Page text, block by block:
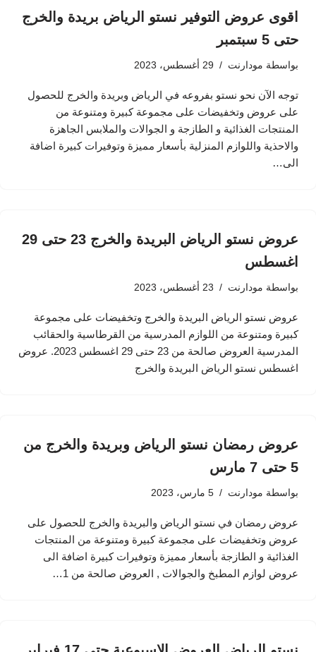
اقوى عروض التوفير نستو الرياض بريدة والخرج
حتى 5 سبتمبر
بواسطة مودارنت 29 أغسطس، 2023
توجه الآن نحو نستو بفروعه في الرياض وبريدة والخرج للحصول
على عروض وتخفيضات على مجموعة كبيرة ومتنوعة من
المنتجات الغذائية و الطازجة و الجوالات والملابس الجاهزة
والاحذية واللوازم المنزلية بأسعار مميزة وتوفيرات كبيرة اضافة
الى…
عروض نستو الرياض البريدة والخرج 23 حتى 29
اغسطس
بواسطة مودارنت 23 أغسطس، 2023
عروض نستو الرياض البريدة والخرج وتخفيضات على مجموعة
كبيرة ومتنوعة من اللوازم المدرسية من القرطاسية والحقائب
المدرسية العروض صالحة من 23 حتى 29 اغسطس 2023. عروض
اغسطس نستو الرياض البريدة والخرج
عروض رمضان نستو الرياض وبريدة والخرج من
5 حتى 7 مارس
بواسطة مودارنت 5 مارس، 2023
عروض رمضان في نستو الرياض والبريدة والخرج للحصول على
عروض وتخفيضات على مجموعة كبيرة ومتنوعة من المنتجات
الغذائية و الطازجة بأسعار مميزة وتوفيرات كبيرة اضافة الى
عروض لوازم المطبخ والجوالات , العروض صالحة من 1…